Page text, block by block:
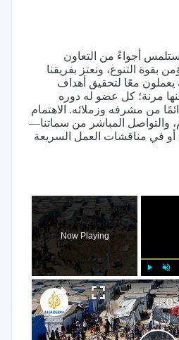
أجواءً من التعاون
بقوة التنوع، ونعتز بفريقنا
يعملون معًا لتحقيق أهداف
مرنة؛ كل عضو له دوره
من مشرفه وزملائه. الاهتمام
والتواصل المباشر من سماتنا—
أو في مناقشات العمل السريعة
Play
Now Playing
Israeli strike destroys Gaza hospital warehouse